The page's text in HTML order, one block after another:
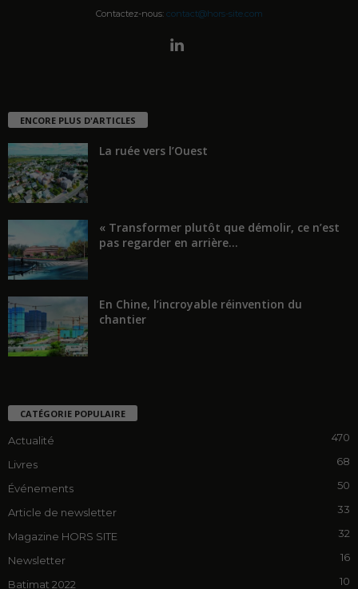
Contactez-nous: contact@hors-site.com
ENCORE PLUS D'ARTICLES
La ruée vers l’Ouest
« Transformer plutôt que démolir, ce n’est
pas regarder en arrière...
En Chine, l’incroyable réinvention du
chantier
CATÉGORIE POPULAIRE
Actualité 470
Livres 68
Événements 50
Article de newsletter 33
Magazine HORS SITE 32
Newsletter 16
Batimat 2022 10